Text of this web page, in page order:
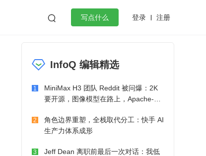
 写点什么 登录 注册
微服务架构 flutter
InfoQ 编辑精选
1
MiniMax H3 团队 Reddit 被问爆：2K
要开源，图像模型在路上，Apache-2.0
2
角色边界重塑，全栈取代分工：快手 AI
生产力体系成形
3
Jeff Dean 离职前最后一次对话：我低